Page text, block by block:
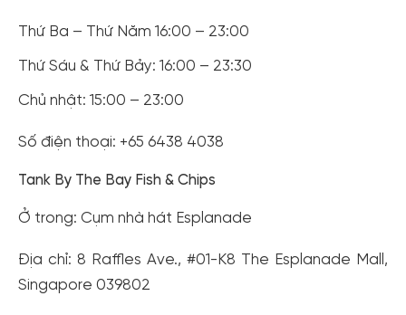
Thứ Ba – Thứ Năm 16:00 – 23:00
Thứ Sáu & Thứ Bảy: 16:00 – 23:30
Chủ nhật: 15:00 – 23:00
Số điện thoại: +65 6438 4038
Tank By The Bay Fish & Chips
Ở trong: Cụm nhà hát Esplanade
Địa chỉ: 8 Raffles Ave., #01-K8 The Esplanade Mall,
Singapore 039802